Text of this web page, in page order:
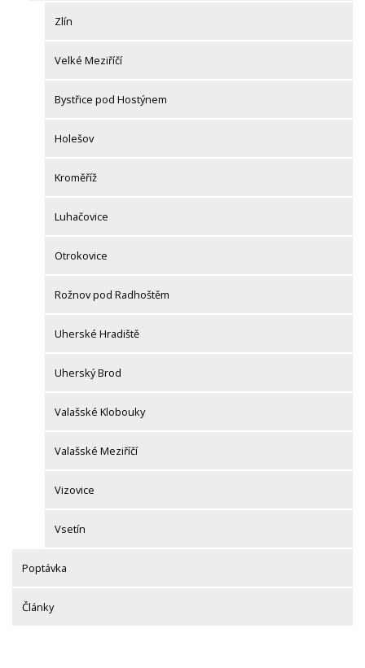
Zlín
Velké Meziříčí
Bystřice pod Hostýnem
Holešov
Kroměříž
Luhačovice
Otrokovice
Rožnov pod Radhoštěm
Uherské Hradiště
Uherský Brod
Valašské Klobouky
Valašské Meziříčí
Vizovice
Vsetín
Poptávka
Články